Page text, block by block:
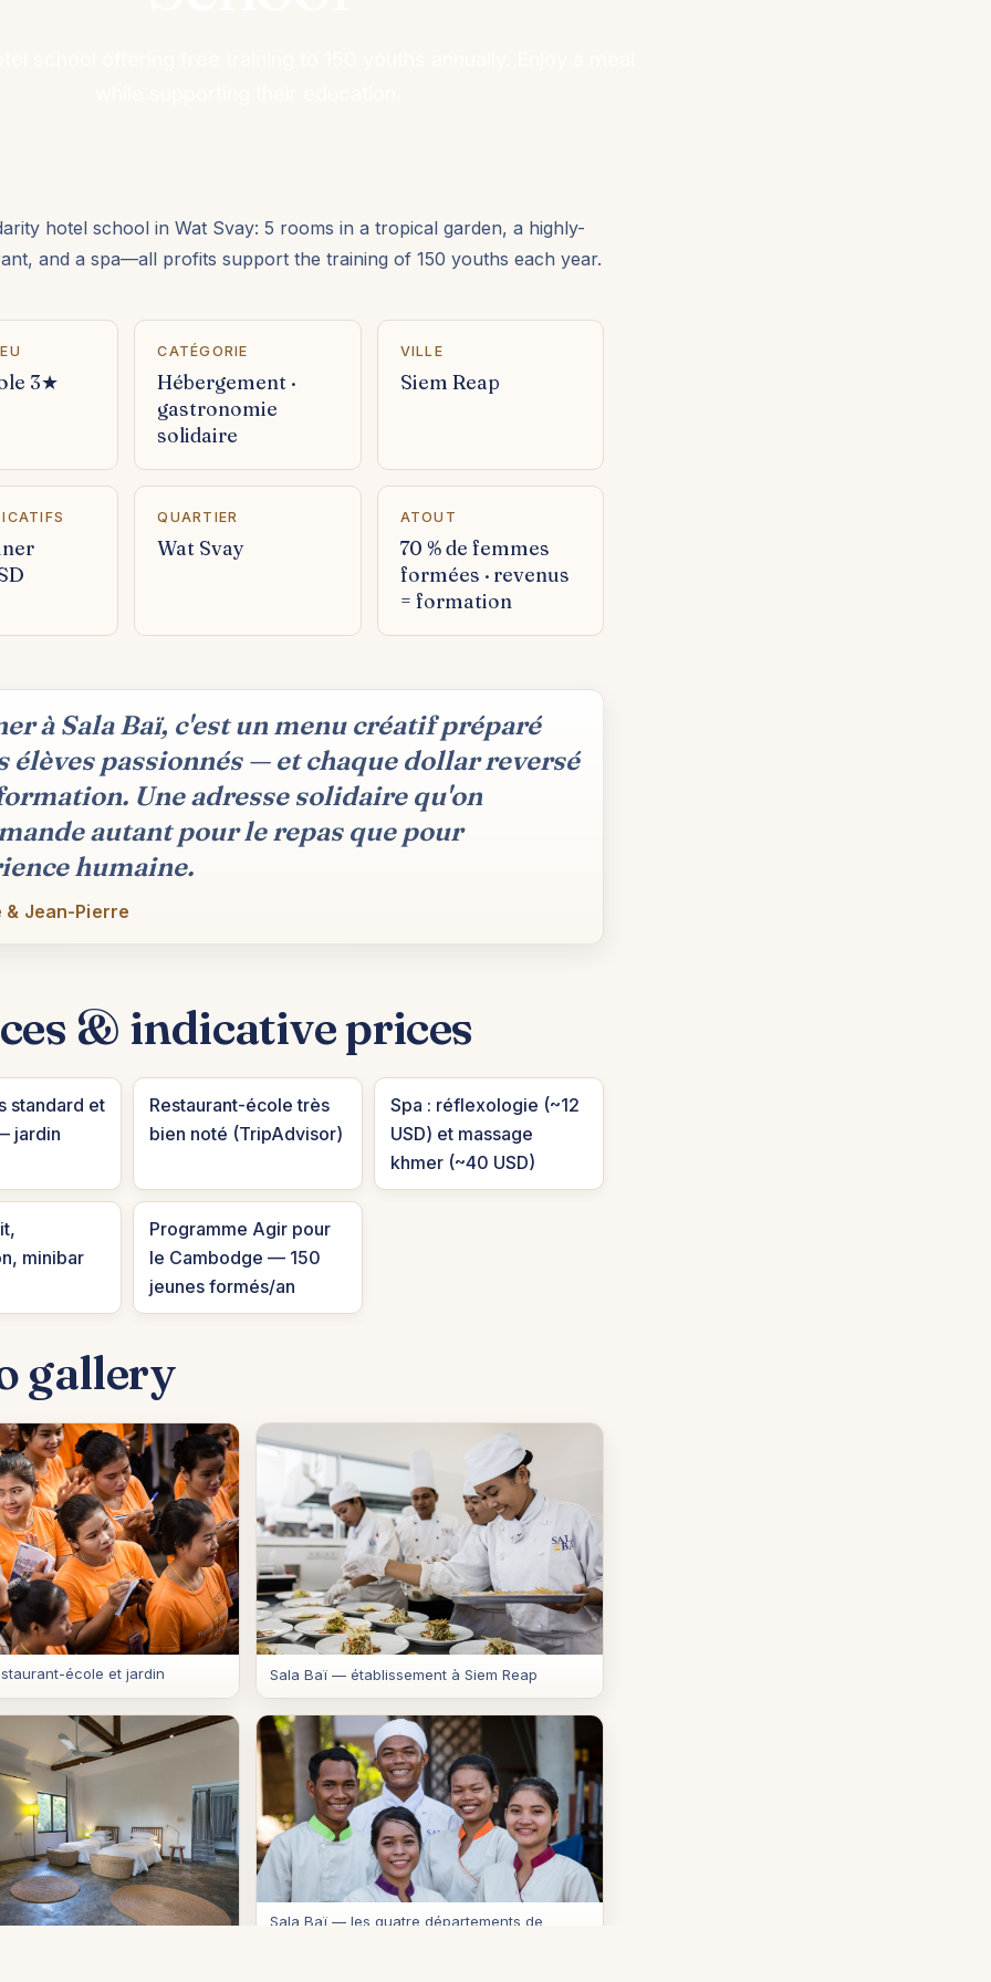
hotel school in Wat Svay: 5 rooms in a tropical garden, a highly-
and a spa—all profits support the training of 150 youths each year.
3★
CATÉGORIE
Hébergement ·
gastronomie
solidaire
VILLE
Siem Reap
QUARTIER
Wat Svay
ATOUT
70 % de femmes
formées · revenus
= formation
à Sala Baï, c'est un menu créatif préparé
élèves passionnés — et chaque dollar reversé
Une adresse solidaire qu'on
autant pour le repas que pour
humaine.
& Jean-Pierre
& indicative prices
standard et
jardin
Restaurant-école très
bien noté (TripAdvisor)
Spa : réflexologie (~12
USD) et massage
khmer (~40 USD)
minibar
Programme Agir pour
le Cambodge — 150
jeunes formés/an
gallery
école et jardin Sala Baï — établissement à Siem Reap
Sala Baï — les quatre départements de